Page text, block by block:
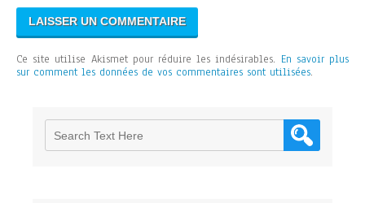
Ce site utilise Akismet pour réduire les indésirables. En savoir plus
sur comment les données de vos commentaires sont utilisées.